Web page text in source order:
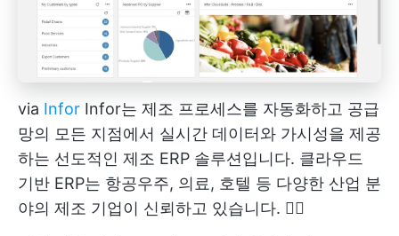
via Infor Infor는 제조 프로세스를 자동화하고 공급
망의 모든 지점에서 실시간 데이터와 가시성을 제공
하는 선도적인 제조 ERP 솔루션입니다. 클라우드
기반 ERP는 항공우주, 의료, 호텔 등 다양한 산업 분
야의 제조 기업이 신뢰하고 있습니다. 🧑‍⚕️